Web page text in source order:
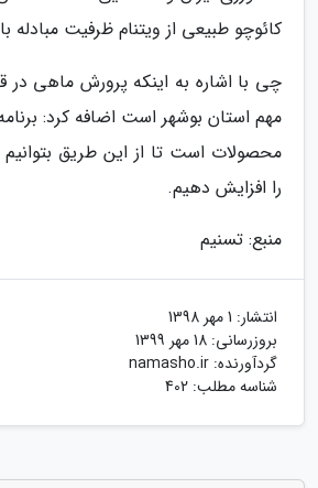
کائوچو طبیعی از ویتنام ظرفیت مبادله
چی با اشاره به اینکه پرورش ماهی
مهم استان بوشهر است اضافه کرد:
محصولات است تا از این طریق
را افزایش دهیم.
منبع: تسنیم
انتشار: 1 مهر 1398
بروزرسانی: 18 مهر 1399
گردآورنده: namasho.ir
شناسه مطلب: 402